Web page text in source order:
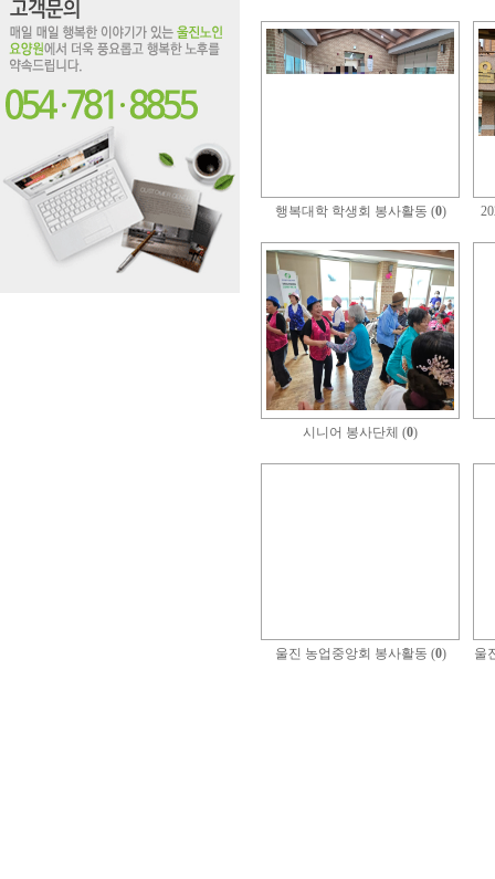
행복대학 학생회 봉사활동 (0)
시니어 봉사단체 (0)
울진 농업중앙회 봉사활동 (0) 울